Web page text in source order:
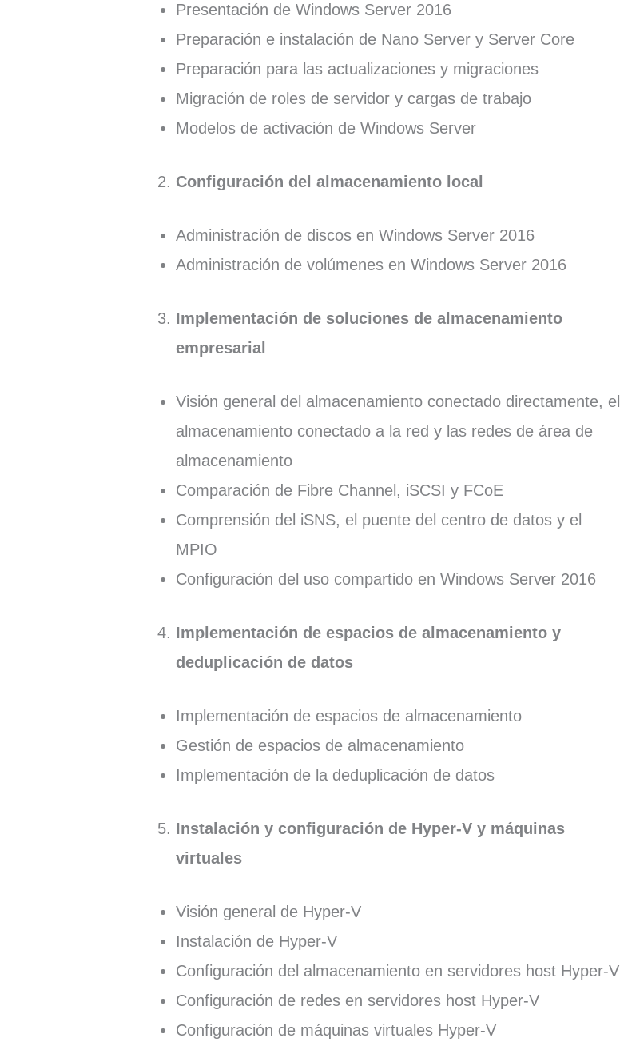
Presentación de Windows Server 2016
Preparación e instalación de Nano Server y Server Core
Preparación para las actualizaciones y migraciones
Migración de roles de servidor y cargas de trabajo
Modelos de activación de Windows Server
Configuración del almacenamiento local
Administración de discos en Windows Server 2016
Administración de volúmenes en Windows Server 2016
Implementación de soluciones de almacenamiento
empresarial
Visión general del almacenamiento conectado directamente, el
almacenamiento conectado a la red y las redes de área de
almacenamiento
Comparación de Fibre Channel, iSCSI y FCoE
Comprensión del iSNS, el puente del centro de datos y el
MPIO
Configuración del uso compartido en Windows Server 2016
Implementación de espacios de almacenamiento y
deduplicación de datos
Implementación de espacios de almacenamiento
Gestión de espacios de almacenamiento
Implementación de la deduplicación de datos
Instalación y configuración de Hyper-V y máquinas
virtuales
Visión general de Hyper-V
Instalación de Hyper-V
Configuración del almacenamiento en servidores host Hyper-V
Configuración de redes en servidores host Hyper-V
Configuración de máquinas virtuales Hyper-V